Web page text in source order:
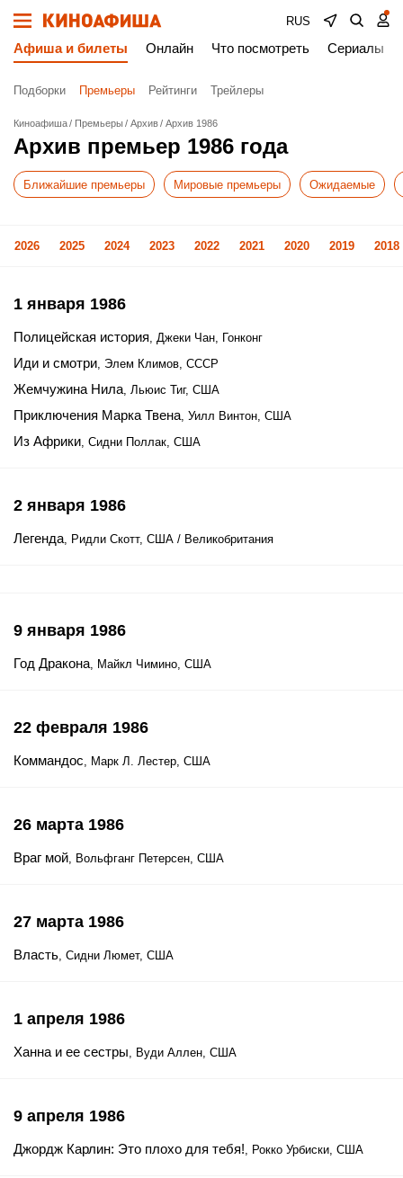
RUS
Афиша и билеты Онлайн Что посмотреть Сериалы
Подборки Премьеры Рейтинги Трейлеры
Киноафиша Премьеры Архив Архив 1986
Архив премьер 1986 года
Ближайшие премьеры Мировые премьеры Ожидаемые
2026 2025 2024 2023 2022 2021 2020 2019 2018
1 января 1986
Полицейская история, Джеки Чан, Гонконг
Иди и смотри, Элем Климов, СССР
Жемчужина Нила, Льюис Тиг, США
Приключения Марка Твена, Уилл Винтон, США
Из Африки, Сидни Поллак, США
2 января 1986
Легенда, Ридли Скотт, США / Великобритания
9 января 1986
Год Дракона, Майкл Чимино, США
22 февраля 1986
Коммандос, Марк Л. Лестер, США
26 марта 1986
Враг мой, Вольфганг Петерсен, США
27 марта 1986
Власть, Сидни Люмет, США
1 апреля 1986
Ханна и ее сестры, Вуди Аллен, США
9 апреля 1986
Джордж Карлин: Это плохо для тебя!, Рокко Урбиски, США